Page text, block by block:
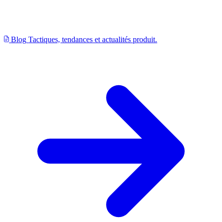
Blog Tactiques, tendances et actualités produit.